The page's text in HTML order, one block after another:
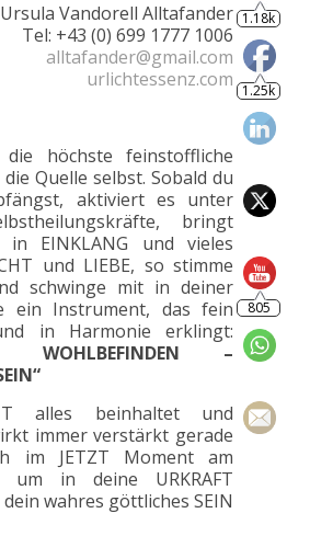
Ursula Vandorell Alltafander
Tel: +43 (0) 699 1777 1006
alltafander@gmail.com
urlichtessenz.com
höchste feinstoffliche
Quelle selbst. Sobald du
aktiviert es unter
bringt
in EINKLANG und vieles
und LIEBE, so stimme
schwinge mit in deiner
ein Instrument, das fein
in Harmonie erklingt:
WOHLBEFINDEN –
alles beinhaltet und
immer verstärkt gerade
im JETZT Moment am
um in deine URKRAFT
wahres göttliches SEIN
1.25k